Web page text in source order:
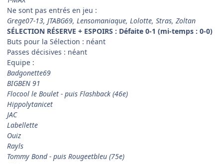
Ne sont pas entrés en jeu :
Grege07-13, JTABG69, Lensomaniaque, Lolotte, Stras, Zoltan
SÉLECTION RÉSERVE + ESPOIRS : Défaite 0-1 (mi-temps : 0-0)
Buts pour la Sélection : néant
Passes décisives : néant
Equipe :
Badgonette69
BIGBEN 91
Flocool le Boulet - puis Flashback (46e)
Hippolytanicet
JAC
Labellette
Ouiz
Rayls
Tommy Bond - puis Rougeetbleu (75e)